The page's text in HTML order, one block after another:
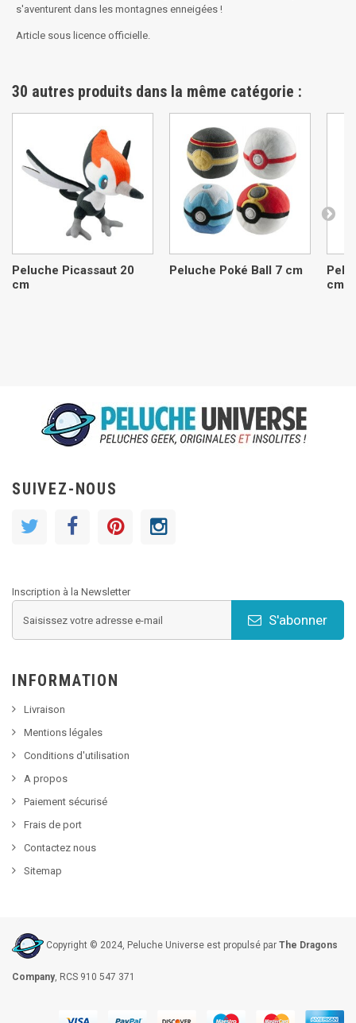
s'aventurent dans les montagnes enneigées !
Article sous licence officielle.
30 autres produits dans la même catégorie :
Peluche Picassaut 20
cm
Peluche Poké Ball 7 cm
cm
SUIVEZ-NOUS
Inscription à la Newsletter
S'abonner
INFORMATION
Livraison
Mentions légales
Conditions d'utilisation
A propos
Paiement sécurisé
Frais de port
Contactez nous
Sitemap
Copyright © 2024, Peluche Universe est propulsé par The Dragons
Company, RCS 910 547 371